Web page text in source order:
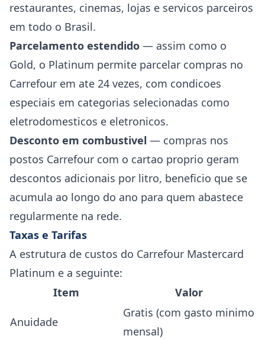
restaurantes, cinemas, lojas e servicos parceiros
em todo o Brasil.
Parcelamento estendido — assim como o
Gold, o Platinum permite parcelar compras no
Carrefour em ate 24 vezes, com condicoes
especiais em categorias selecionadas como
eletrodomesticos e eletronicos.
Desconto em combustivel — compras nos
postos Carrefour com o cartao proprio geram
descontos adicionais por litro, beneficio que se
acumula ao longo do ano para quem abastece
regularmente na rede.
Taxas e Tarifas
A estrutura de custos do Carrefour Mastercard
Platinum e a seguinte:
Item
Valor
Anuidade
Gratis (com gasto minimo
mensal)